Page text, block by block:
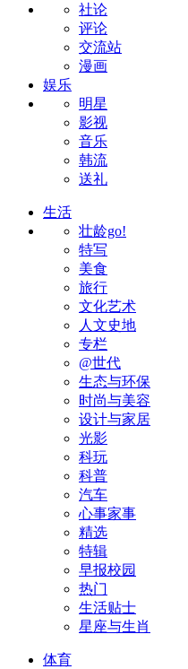
社论
评论
交流站
漫画
娱乐
明星
影视
音乐
韩流
送礼
生活
壮龄go!
特写
美食
旅行
文化艺术
人文史地
专栏
@世代
生态与环保
时尚与美容
设计与家居
光影
科玩
科普
汽车
心事家事
精选
特辑
早报校园
热门
生活贴士
星座与生肖
体育